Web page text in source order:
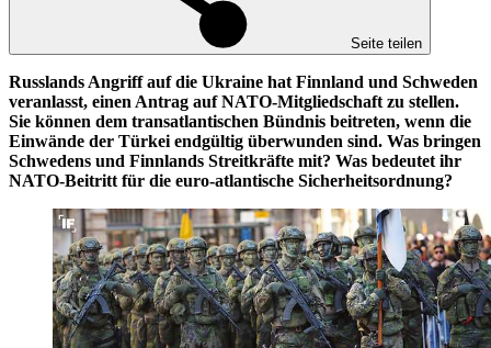
Seite teilen
Russlands Angriff auf die Ukraine hat Finnland und Schweden
veranlasst, einen Antrag auf NATO-Mitgliedschaft zu stellen.
Sie können dem transatlantischen Bündnis beitreten, wenn die
Einwände der Türkei endgültig überwunden sind. Was bringen
Schwedens und Finnlands Streitkräfte mit? Was bedeutet ihr
NATO-Beitritt für die euro-atlantische Sicherheitsordnung?